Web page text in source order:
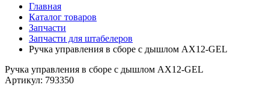
Главная
Каталог товаров
Запчасти
Запчасти для штабелеров
Ручка управления в сборе с дышлом АХ12-GEL
Ручка управления в сборе с дышлом АХ12-GEL
Артикул: 793350